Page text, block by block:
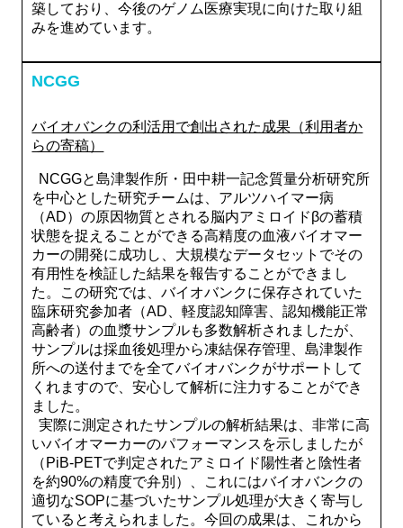
築しており、今後のゲノム医療実現に向けた取り組
みを進めています。
NCGG
バイオバンクの利活用で創出された成果（利用者か
らの寄稿）
NCGGと島津製作所・田中耕一記念質量分析研究所
を中心とした研究チームは、アルツハイマー病
（AD）の原因物質とされる脳内アミロイドβの蓄積
状態を捉えることができる高精度の血液バイオマー
カーの開発に成功し、大規模なデータセットでその
有用性を検証した結果を報告することができまし
た。この研究では、バイオバンクに保存されていた
臨床研究参加者（AD、軽度認知障害、認知機能正常
高齢者）の血漿サンプルも多数解析されましたが、
サンプルは採血後処理から凍結保存管理、島津製作
所への送付までを全てバイオバンクがサポートして
くれますので、安心して解析に注力することができ
ました。
実際に測定されたサンプルの解析結果は、非常に高
いバイオマーカーのパフォーマンスを示しましたが
（PiB-PETで判定されたアミロイド陽性者と陰性者
を約90%の精度で弁別）、これにはバイオバンクの
適切なSOPに基づいたサンプル処理が大きく寄与し
ていると考えられました。今回の成果は、これから